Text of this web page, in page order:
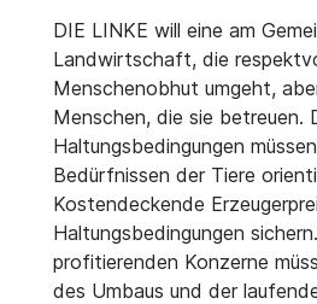
DIE LINKE will eine am
Landwirtschaft, die
Menschenobhut umgeht,
Menschen, die sie betreuen.
Haltungsbedingungen
Bedürfnissen der Tiere
Kostendeckende
Haltungsbedingungen
profitierenden Konzerne
des Umbaus und der